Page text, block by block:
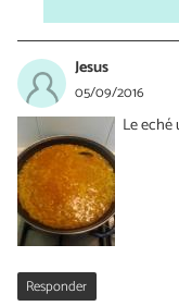
Jesus
05/09/2016
Le
Responder